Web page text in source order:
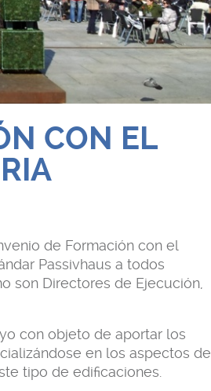
CON EL
de Formación con el
Passivhaus a todos
son Directores de Ejecución,
con objeto de aportar los
en los aspectos de
tipo de edificaciones.